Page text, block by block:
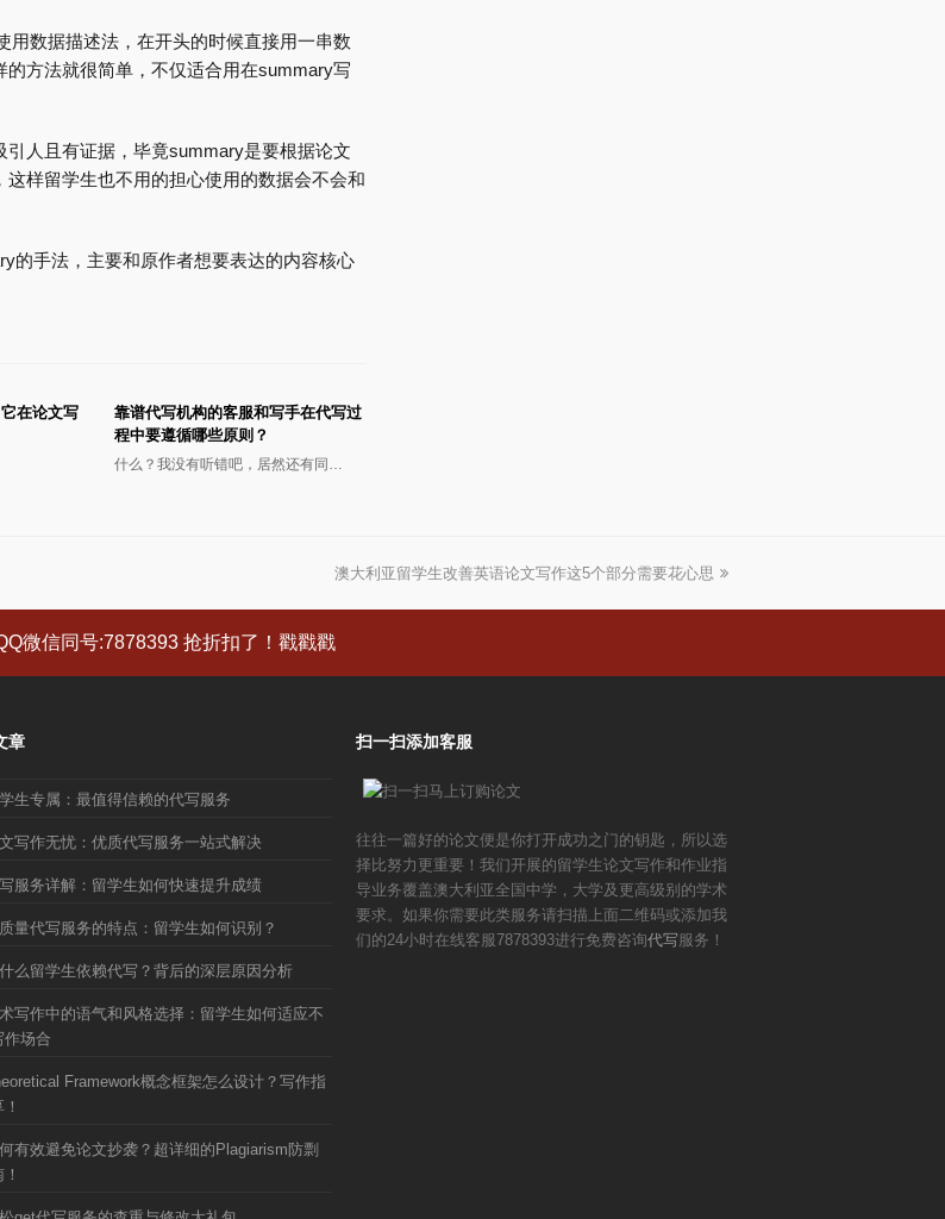
数据描述法，在开头的时候直接用一串数
方法就很简单，不仅适合用在summary写
人且有证据，毕竟summary是要根据论文
样留学生也不用的担心使用的数据会不会和
的手法，主要和原作者想要表达的内容核心
在论文写
靠谱代写机构的客服和写手在代写过
程中要遵循哪些原则？
什么？我没有听错吧，居然还有同…
下
章:
澳大利亚留学生改善英语论文写作这5个部分需要花心思
微信同号:7878393 抢折扣了！戳戳戳
章
生专属：最值得信赖的代写服务
写作无忧：优质代写服务一站式解决
服务详解：留学生如何快速提升成绩
量代写服务的特点：留学生如何识别？
么留学生依赖代写？背后的深层原因分析
写作中的语气和风格选择：留学生如何适应不
作场合
Framework概念框架怎么设计？写作指
有效避免论文抄袭？超详细的Plagiarism防剽
扫一扫添加客服
往往一篇好的论文便是你打开成功之门的钥匙，所以选
择比努力更重要！我们开展的留学生论文写作和作业指
导业务覆盖澳大利亚全国中学，大学及更高级别的学术
要求。如果你需要此类服务请扫描上面二维码或添加我
们的24小时在线客服7878393进行免费咨询代写 服务！